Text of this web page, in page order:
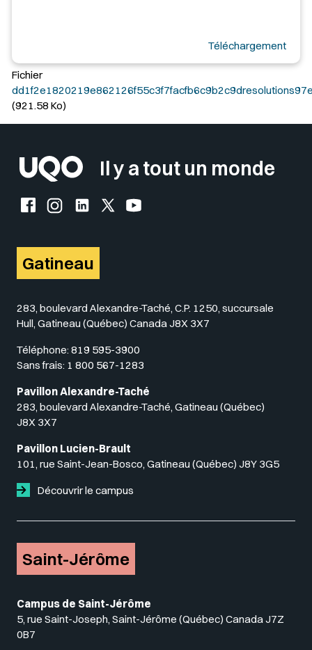
Téléchargement
Fichier
(921.58 Ko)
Il y a tout un monde
Facebook de l'UQO
Instagram de l'UQO
LinkedIn de l'UQO
X (Twitter) de l'UQO
YouTube de l'UQO
Gatineau
283, boulevard Alexandre-Taché, C.P. 1250, succursale
Hull, Gatineau (Québec) Canada J8X 3X7
Téléphone: 819 595-3900
Sans frais: 1 800 567-1283
Pavillon Alexandre-Taché
283, boulevard Alexandre-Taché, Gatineau (Québec)
J8X 3X7
Pavillon Lucien-Brault
101, rue Saint-Jean-Bosco, Gatineau (Québec) J8Y 3G5
Découvrir le campus
Saint-Jérôme
Campus de Saint-Jérôme
5, rue Saint-Joseph, Saint-Jérôme (Québec) Canada J7Z
0B7